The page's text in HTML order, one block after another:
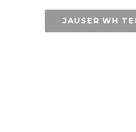
JAUSER WH